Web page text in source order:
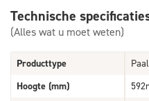
Technische
(Alles wat u moet weten)
Producttype
Hoogte (mm)